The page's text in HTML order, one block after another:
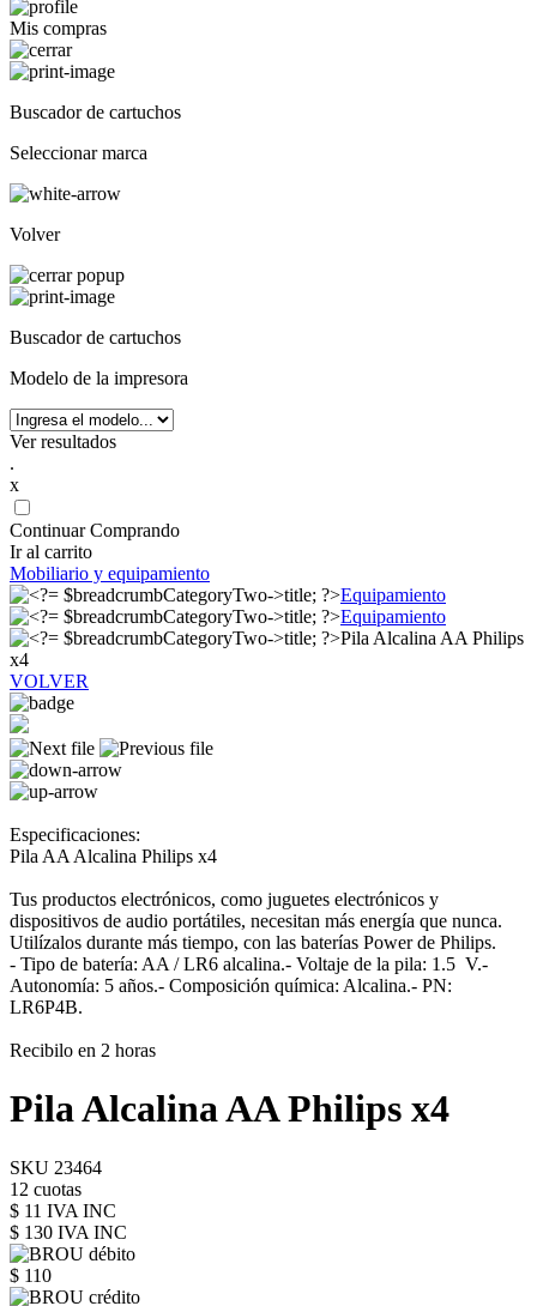
Mis compras
Buscador de cartuchos
Seleccionar marca
Volver
Buscador de cartuchos
Modelo de la impresora
Ver resultados
.
x
Continuar Comprando
Ir al carrito
Mobiliario y equipamiento
Equipamiento
Equipamiento
Pila Alcalina AA Philips
x4
VOLVER
Especificaciones:
Pila AA Alcalina Philips x4
Tus productos electrónicos, como juguetes electrónicos y
dispositivos de audio portátiles, necesitan más energía que nunca.
Utilízalos durante más tiempo, con las baterías Power de Philips.
- Tipo de batería: AA / LR6 alcalina.- Voltaje de la pila: 1.5 V.-
Autonomía: 5 años.- Composición química: Alcalina.- PN:
LR6P4B.
Recibilo en 2 horas
Pila Alcalina AA Philips x4
SKU 23464
12 cuotas
$ 11 IVA INC
$ 130 IVA INC
$ 110